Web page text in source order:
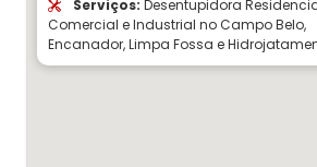
Serviços: Desentupidora
Comercial e Industrial no Campo Belo,
Encanador, Limpa Fossa e